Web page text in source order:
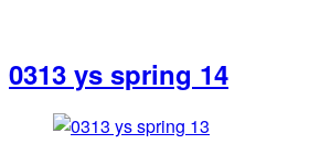
0313 ys spring 14